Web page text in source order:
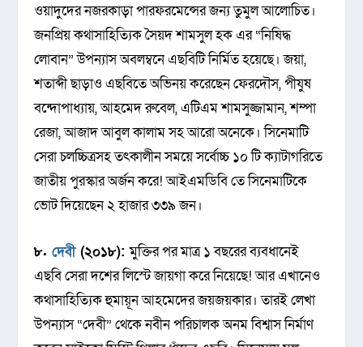
ওয়াদুদের নজরকাড়া পারফরমেন্সের জন্য তুমুল আলোচিত।
জনপ্রিয় কথাসাহিত্যিক সৈয়দ শামসুল হক এর “নিষিদ্ধ
লোবান” উপন্যাস অবলম্বনে এছবিটি নির্মিত হয়েছে। জয়া,
শতাব্দী ছাড়াও এছবিতে অভিনয় করেছেন ফেরদৌস, পীযুষ
বন্দোপাধ্যায়, আহমেদ রুবেল, এটিএম শামসুজ্জামান, শম্পা
রেজা, আজাদ আবুল কালাম সহ আরো অনেকে। সিনেমাটি
সেরা চলচ্চিত্রসহ তৎকালীন সময়ে সর্বোচ্চ ১০ টি ক্যাটাগরিতে
জাতীয় পুরস্কার অর্জন করে! আইএমডিবি তে সিনেমাটিকে
ভোট দিয়েছেন ২ হাজার ৩৩৯ জন।
৮.দেবী(২০১৮):মুক্তির পর মাত্র ১ বছরের ব্যবধানেই
এছবি সেরা দশের লিস্টে জায়গা করে নিয়েছে! আর এখানেও
কথাসাহিত্যিক হুমায়ূন আহমেদের জয়জয়কার। তারই লেখা
উপন্যাস “দেবী” থেকে নবীন পরিচালক অনম বিশ্বাস নির্মাণ